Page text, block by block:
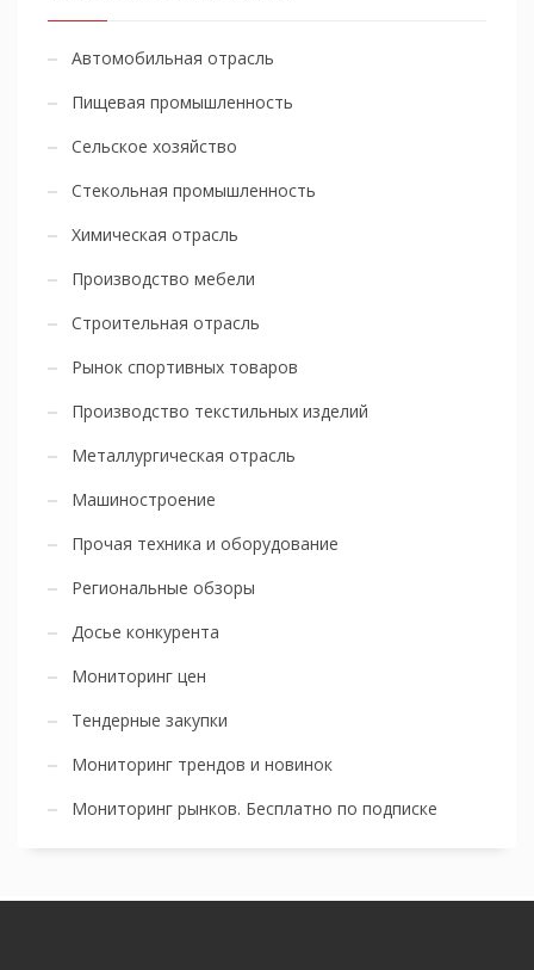
Автомобильная отрасль
Пищевая промышленность
Сельское хозяйство
Стекольная промышленность
Химическая отрасль
Производство мебели
Строительная отрасль
Рынок спортивных товаров
Производство текстильных изделий
Металлургическая отрасль
Машиностроение
Прочая техника и оборудование
Региональные обзоры
Досье конкурента
Мониторинг цен
Тендерные закупки
Мониторинг трендов и новинок
Мониторинг рынков. Бесплатно по подписке